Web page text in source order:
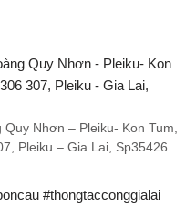
Nhơn – Pleiku- Kon Tum,
Pleiku – Gia Lai, Sp35426
#thongtacconggialai